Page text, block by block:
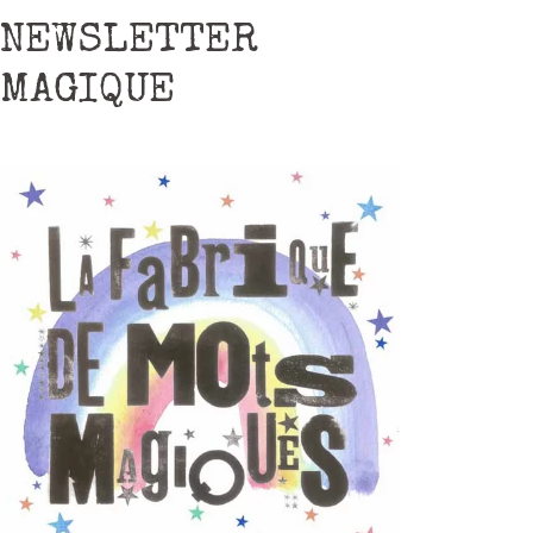
NEWSLETTER
MAGIQUE